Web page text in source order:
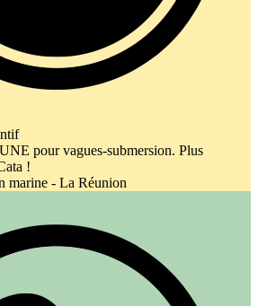
pour vagues-submersion. Plus
!
marine - La Réunion